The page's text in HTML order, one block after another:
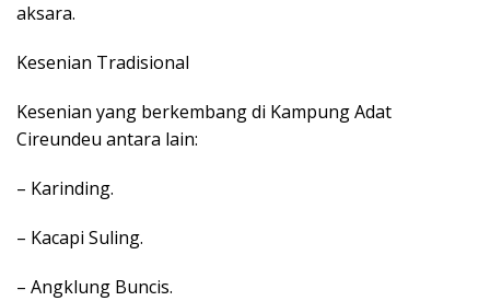
aksara.
Kesenian Tradisional
Kesenian yang berkembang di Kampung Adat
Cireundeu antara lain:
– Karinding.
– Kacapi Suling.
– Angklung Buncis.